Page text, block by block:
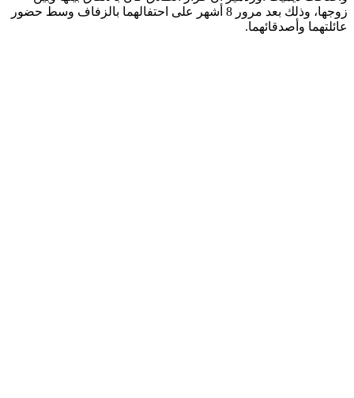
زوجها، وذلك بعد مرور 8 أشهر على احتفالهما بالزفاف وسط حضور
عائلتهما وأصدقائهما.